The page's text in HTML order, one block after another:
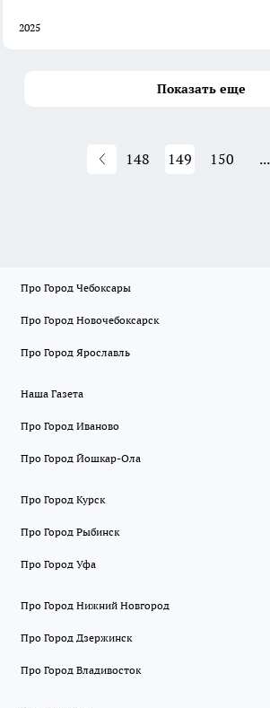
2025
Показать еще
148 149 150 ...
Про Город Чебоксары
Про Город Новочебоксарск
Про Город Ярославль
Наша Газета
Про Город Иваново
Про Город Йошкар-Ола
Про Город Курск
Про Город Рыбинск
Про Город Уфа
Про Город Нижний Новгород
Про Город Дзержинск
Про Город Владивосток